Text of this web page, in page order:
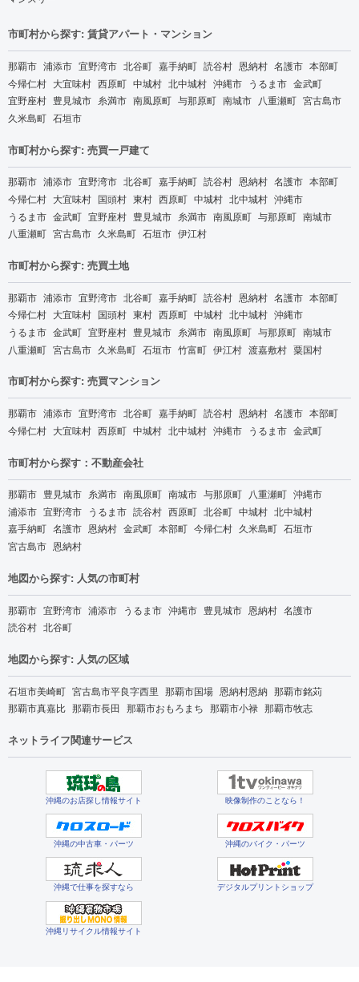
市町村から探す: 賃貸アパート・マンション
那覇市 浦添市 宜野湾市 北谷町 嘉手納町 読谷村 恩納村 名護市 本部町
今帰仁村 大宜味村 西原町 中城村 北中城村 沖縄市 うるま市 金武町
宜野座村 豊見城市 糸満市 南風原町 与那原町 南城市 八重瀬町 宮古島市
久米島町 石垣市
市町村から探す: 売買一戸建て
那覇市 浦添市 宜野湾市 北谷町 嘉手納町 読谷村 恩納村 名護市 本部町
今帰仁村 大宜味村 国頭村 東村 西原町 中城村 北中城村 沖縄市
うるま市 金武町 宜野座村 豊見城市 糸満市 南風原町 与那原町 南城市
八重瀬町 宮古島市 久米島町 石垣市 伊江村
市町村から探す: 売買土地
那覇市 浦添市 宜野湾市 北谷町 嘉手納町 読谷村 恩納村 名護市 本部町
今帰仁村 大宜味村 国頭村 東村 西原町 中城村 北中城村 沖縄市
うるま市 金武町 宜野座村 豊見城市 糸満市 南風原町 与那原町 南城市
八重瀬町 宮古島市 久米島町 石垣市 竹富町 伊江村 渡嘉敷村 粟国村
市町村から探す: 売買マンション
那覇市 浦添市 宜野湾市 北谷町 嘉手納町 読谷村 恩納村 名護市 本部町
今帰仁村 大宜味村 西原町 中城村 北中城村 沖縄市 うるま市 金武町
市町村から探す：不動産会社
那覇市 豊見城市 糸満市 南風原町 南城市 与那原町 八重瀬町 沖縄市
浦添市 宜野湾市 うるま市 読谷村 西原町 北谷町 中城村 北中城村
嘉手納町 名護市 恩納村 金武町 本部町 今帰仁村 久米島町 石垣市
宮古島市 恩納村
地図から探す: 人気の市町村
那覇市 宜野湾市 浦添市 うるま市 沖縄市 豊見城市 恩納村 名護市
読谷村 北谷町
地図から探す: 人気の区域
石垣市美崎町 宮古島市平良字西里 那覇市国場 恩納村恩納 那覇市銘苅
那覇市真嘉比 那覇市長田 那覇市おもろまち 那覇市小禄 那覇市牧志
ネットライフ関連サービス
沖縄のお店探し情報サイト 映像制作のことなら！
沖縄の中古車・パーツ 沖縄のバイク・パーツ
沖縄で仕事を探すなら デジタルプリントショップ
沖縄リサイクル情報サイト